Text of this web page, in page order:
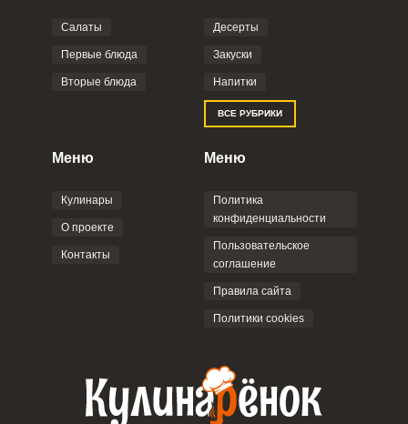
Фото до 4 шт, до 5 mb
Отправляя эту форму, вы соглашаетесь с
Политикой
Пользовательским
соглашением
Салаты
Первые блюда
Вторые блюда
Десерты
Закуски
Напитки
ВСЕ РУБРИКИ
Меню
Кулинары
О проекте
Контакты
Меню
Политика
конфиденциальности
Пользовательское
соглашение
Правила сайта
Политики cookies